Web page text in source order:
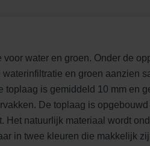
water en groen. Onder de
en groen aanzien
is gemiddeld 10 mm en
De toplaag is
Het natuurlijk materiaal wordt
in twee kleuren die makkelijk